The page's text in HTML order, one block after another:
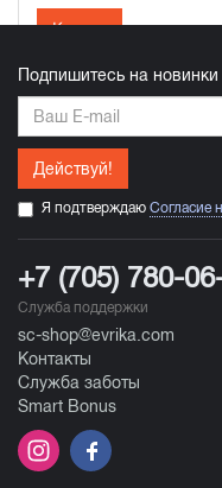
Купить
Подпишитесь на
Действуй!
Я подтверждаю Согласие
+7 (705) 780-
Служба поддержки
sc-shop@evrika.com
Контакты
Служба заботы
Smart Bonus